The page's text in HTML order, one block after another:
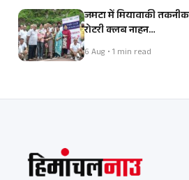
जमटा में मियावाकी
रोटरी क्लब नाहन…
6 Aug • 1 min read